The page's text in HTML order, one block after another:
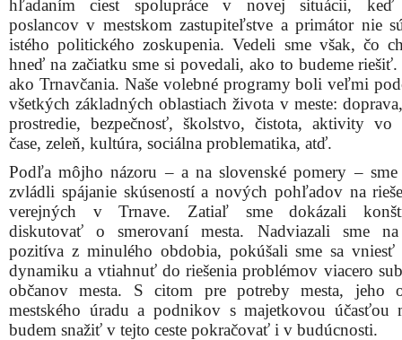
hľadaním ciest spolupráce v novej situácii, keď
poslancov v mestskom zastupiteľstve a primátor nie
istého politického zoskupenia. Vedeli sme však, čo
hneď na začiatku sme si povedali, ako to budeme
ako Trnavčania. Naše volebné programy boli veľmi
všetkých základných oblastiach života v meste:
prostredie, bezpečnosť, školstvo, čistota, aktivity
čase, zeleň, kultúra, sociálna problematika, atď.
Podľa môjho názoru – a na slovenské pomery – sme
zvládli spájanie skúseností a nových pohľadov na
verejných v Trnave. Zatiaľ sme dokázali
diskutovať o smerovaní mesta. Nadviazali sme
pozitíva z minulého obdobia, pokúšali sme sa
dynamiku a vtiahnuť do riešenia problémov viacero
občanov mesta. S citom pre potreby mesta, jeho
mestského úradu a podnikov s majetkovou účasťou
budem snažiť v tejto ceste pokračovať i v budúcnosti.